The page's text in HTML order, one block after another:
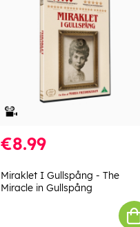
€8.99
Miraklet I Gullspång - The
Miracle in Gullspång